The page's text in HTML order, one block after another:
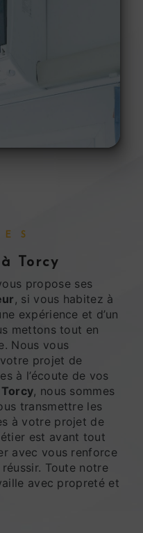
Torcy
propose ses
, si vous habitez à
expérience et d’un
mettons tout en
Nous vous
projet de
à l’écoute de vos
Torcy, nous sommes
transmettre les
à votre projet de
est avant tout
avec vous renforce
Toute notre
avec propreté et